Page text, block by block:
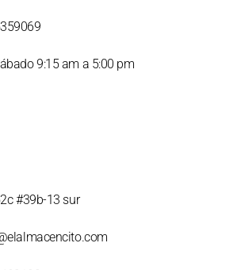
9:15 am a 5:00 pm
#39b-13 sur